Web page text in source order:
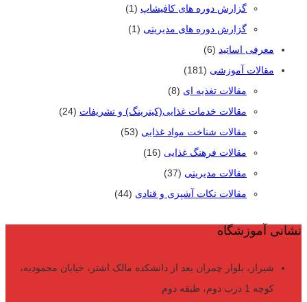
گزارش دوره های کافیشاپ (1)
گزارش دوره های مدیریتی (1)
معرفی اساتید (6)
مقالات آموزشی (181)
مقالات تغذیه ای (8)
مقالات خدمات غذایی(کیترینگ) و تشریفات (24)
مقالات شناخت مواد غذایی (53)
مقالات فرهنگ غذایی (16)
مقالات مدیریتی (37)
مقالات نکات آشپزی و قنادی (44)
نشانی آموزشگاه
شیراز، بلوار چمران بعد از دانشکده مالک اشتر، خیابان محمودیه،
کوچه 1 درب دوم، طبقه دوم